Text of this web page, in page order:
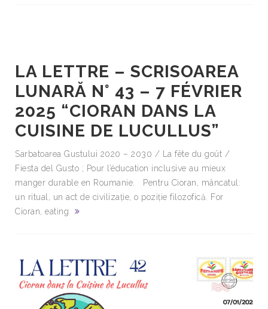
LA LETTRE – SCRISOAREA
LUNARĂ N° 43 – 7 FÉVRIER
2025 “CIORAN DANS LA
CUISINE DE LUCULLUS”
Sarbatoarea Gustului 2020 – 2030 / La fête du goût /
Fiesta del Gusto ; Pour l’éducation inclusive au mieux
manger durable en Roumanie. Pentru Cioran, mâncatul:
un ritual, un act de civilizație, o poziție filozofică. For
Cioran, eating